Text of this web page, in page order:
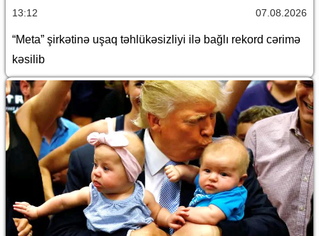
13:12 07.08.2026
“Meta” şirkətinə uşaq təhlükəsizliyi ilə bağlı rekord cərimə
kəsilib